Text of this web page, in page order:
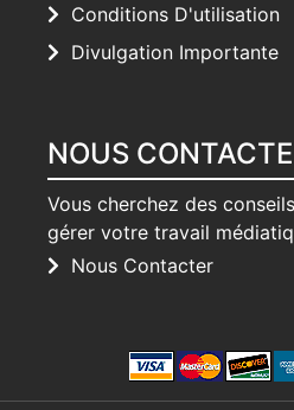
Conditions D'utilisation
Divulgation Importante
NOUS
Vous cherchez des
gérer votre travail
Nous Contacter